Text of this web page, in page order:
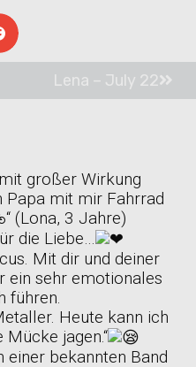
Lena – July 22
großer Wirkung
Papa mit mir Fahrrad
“ (Lona, 3 Jahre)
die Liebe…
Mit dir und deiner
ein sehr emotionales
führen.
Heute kann ich
jagen.“
einer bekannten Band